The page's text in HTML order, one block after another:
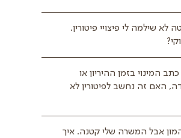
לא שילמה לי פיצויי פיטורין.
המינוי בזמן ההיריון או
האם זה נחשב לפיטורין לא
אבל המשרה שלי קטנה. איך